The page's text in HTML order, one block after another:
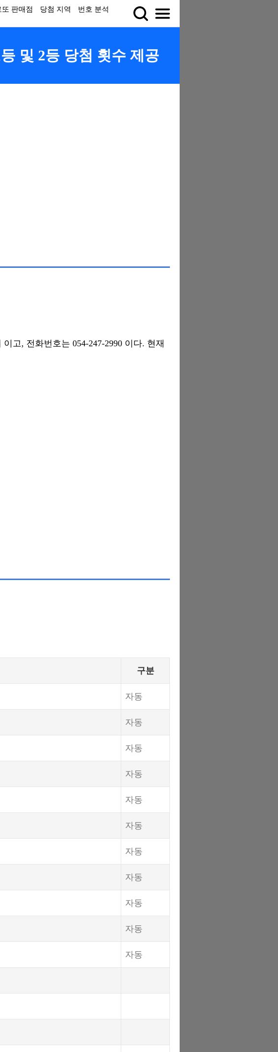
판매점 당첨 지역
번호 분석
및 2등 당첨 횟수 제공
고, 전화번호는 054-247-2990 이다. 현재
구분
자동
자동
자동
자동
자동
자동
자동
자동
자동
자동
자동